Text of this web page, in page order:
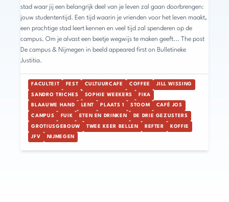
stad waar jij een belangrijk deel van je leven zal gaan doorbrengen:
jouw studententijd. Een tijd waarin je vrienden voor het leven maakt,
een prachtige stad leert kennen en veel tijd zal spenderen op de
campus. Om je alvast een beetje wegwijs te maken geeft... The post
De campus & Nijmegen in beeld appeared first on Bulletineke
Justitia.
FACULTEIT FEST CULTUURCAFE COFFEE JILL WISSING
SANDRO TRICHES SOPHIE WEEKERS FIKA
BLAAUWE HAND LENT PLAATS 1 STOOM CAFÉ JOS
CAMPUS FUIK ETEN EN DRINKEN DE DRIE GEZUSTERS
GROTIUSGEBOUW TWEE KEER BELLEN REFTER KOFFIE
JFV NIJMEGEN